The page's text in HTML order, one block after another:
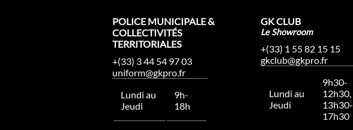
POLICE MUNICIPALE &
COLLECTIVITÉS
TERRITORIALES
+(33) 3 44 54 97 03
uniform@gkpro.fr
Lundi au
Jeudi
9h-
18h
GK CLUB
Le Showroom
+(33) 1 55 82 15 15
gkclub@gkpro.fr
Lundi au
Jeudi
9h30-
12h30,
13h30-
17h30